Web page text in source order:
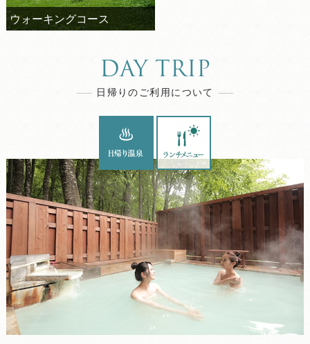
ウォーキングコース
DAY TRIP
日帰りのご利用について